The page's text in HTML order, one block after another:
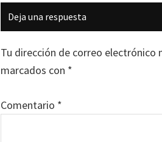
Interacciones
con
los
lectores
Deja una respuesta
Tu dirección de correo electrónico
marcados con *
Comentario *